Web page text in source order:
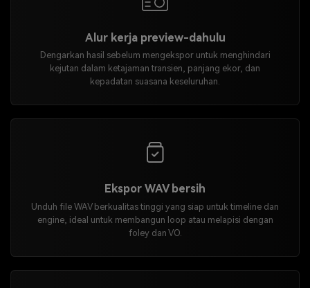
Alur kerja preview-dahulu
Dengarkan hasil sebelum mengekspor untuk menghindari
kejutan dalam ketajaman transien, panjang ekor, dan
kepadatan suasana keseluruhan.
Ekspor WAV bersih
Unduh file WAV berkualitas tinggi yang siap untuk timeline dan
engine, ideal untuk membangun loop atau melapisi dengan
foley dan VO.